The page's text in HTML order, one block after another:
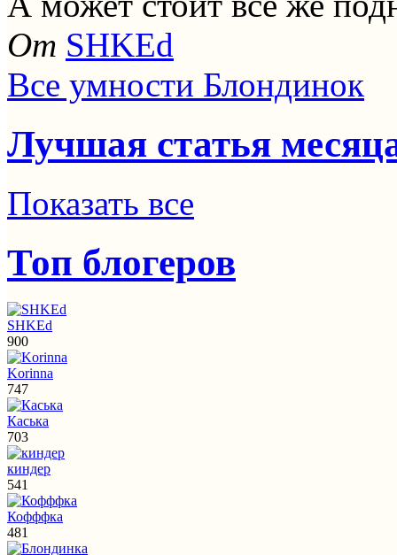
От SHKEd
Все умности Блондинок
Лучшая статья
Показать все
Топ блогеров
SHKEd
900
Korinna
747
Каська
703
киндер
541
Кофффка
481